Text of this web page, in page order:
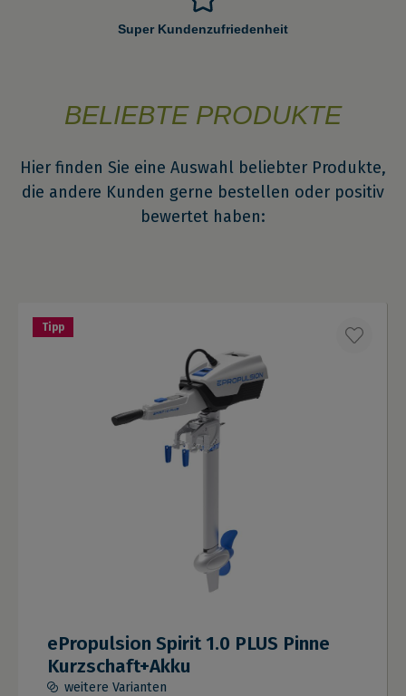
Super Kundenzufriedenheit
BELIEBTE PRODUKTE
Hier finden Sie eine Auswahl beliebter Produkte,
die andere Kunden gerne bestellen oder positiv
bewertet haben:
Tipp
ePropulsion Spirit 1.0 PLUS Pinne
Kurzschaft+Akku
weitere Varianten